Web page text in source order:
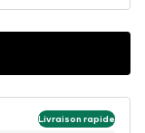
Livraison rapide